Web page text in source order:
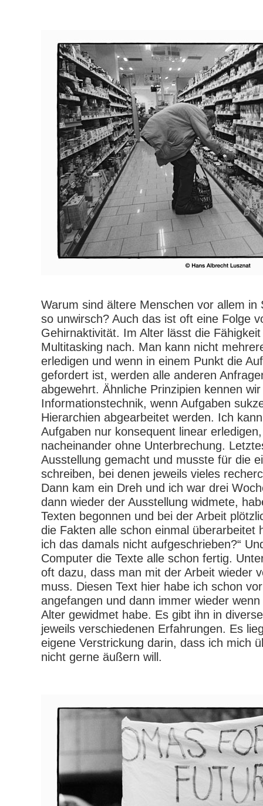
Warum sind ältere Menschen vor allem in
so unwirsch? Auch das ist oft eine Folge
Gehirnaktivität. Im Alter lässt die
Multitasking nach. Man kann nicht
erledigen und wenn in einem Punkt die
gefordert ist, werden alle anderen
abgewehrt. Ähnliche Prinzipien kennen
Informationstechnik, wenn Aufgaben
Hierarchien abgearbeitet werden. Ich
Aufgaben nur konsequent linear
nacheinander ohne Unterbrechung.
Ausstellung gemacht und musste für die
schreiben, bei denen jeweils vieles
Dann kam ein Dreh und ich war drei
dann wieder der Ausstellung widmete,
Texten begonnen und bei der Arbeit
die Fakten alle schon einmal überarbeitet
ich das damals nicht aufgeschrieben?“
Computer die Texte alle schon fertig.
oft dazu, dass man mit der Arbeit wieder
muss. Diesen Text hier habe ich schon
angefangen und dann immer wieder
Alter gewidmet habe. Es gibt ihn in
jeweils verschiedenen Erfahrungen. Es
eigene Verstrickung darin, dass ich mich
nicht gerne äußern will.